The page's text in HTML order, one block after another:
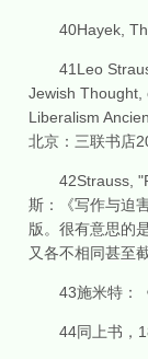
40Hayek, The
41Leo
Jewish Thought,
Liberalism
北京：三联书店
42Strauss,
斯：《写作与迫
版。很有意思的
又各不相同甚至
43施米特：《
44同上书，